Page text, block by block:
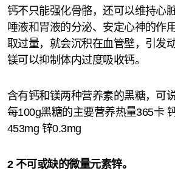
钙不只能强化骨骼，还可以维持心
唾液和胃液的分泌、安定心神的作
取过量，就会沉积在血管壁，引发
镁可以抑制体内过度吸收钙。
含有钙和镁两种营养素的黑糖，可
每100g黑糖的主要营养热量365卡
453mg 锌0.3mg
2 不可或缺的微量元素锌。